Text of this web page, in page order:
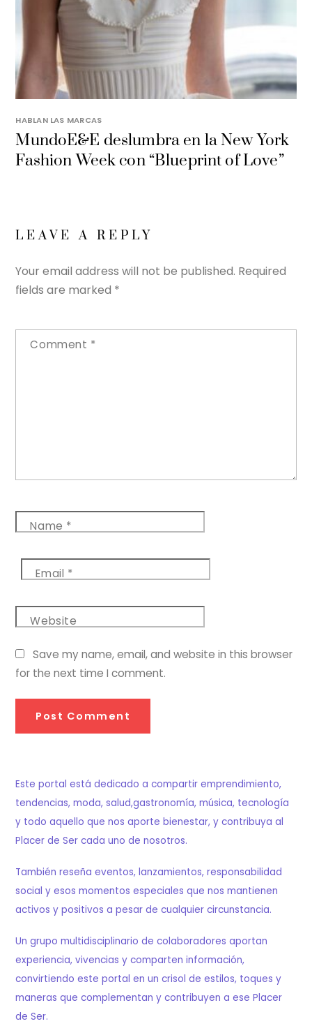
HABLAN LAS MARCAS
MundoE&E deslumbra en la New York
Fashion Week con “Blueprint of Love”
LEAVE A REPLY
Your email address will not be published. Required
fields are marked *
Comment *
Name *
Email *
Website
Save my name, email, and website in this browser
for the next time I comment.
Este portal está dedicado a compartir emprendimiento,
tendencias, moda, salud,gastronomía, música, tecnología
y todo aquello que nos aporte bienestar, y contribuya al
Placer de Ser cada uno de nosotros.
También reseña eventos, lanzamientos, responsabilidad
social y esos momentos especiales que nos mantienen
activos y positivos a pesar de cualquier circunstancia.
Un grupo multidisciplinario de colaboradores aportan
experiencia, vivencias y comparten información,
convirtiendo este portal en un crisol de estilos, toques y
maneras que complementan y contribuyen a ese Placer
de Ser.